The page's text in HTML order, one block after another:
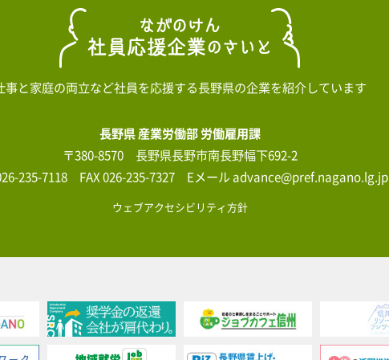
事と家庭の両立など社員を応援する長野県の企業を紹介しています
長野県 産業労働部 労働雇用課
〒380-8570 長野県長野市南長野幅下692-2
235-7118 FAX 026-235-7327 Eメール advance@pref.nagano.lg.jp
ウェブアクセシビリティ方針